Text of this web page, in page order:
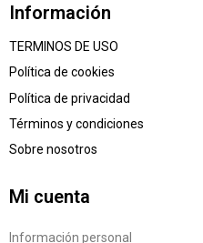
Información
TERMINOS DE USO
Política de cookies
Política de privacidad
Términos y condiciones
Sobre nosotros
Mi cuenta
Información personal